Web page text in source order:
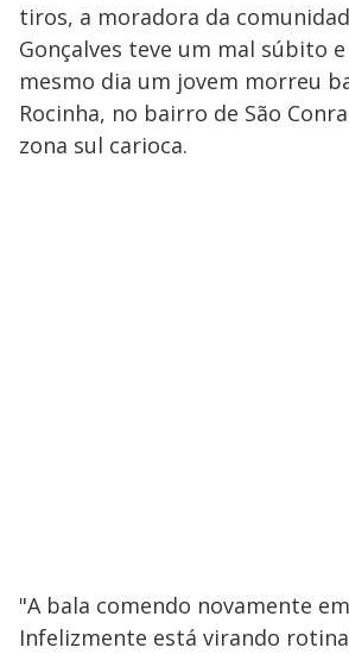
tiros, a moradora da
Gonçalves teve um mal súbito
mesmo dia um jovem morreu
Rocinha, no bairro de São
zona sul carioca.
"A bala comendo novamente
Infelizmente está virando